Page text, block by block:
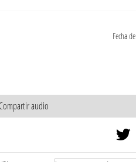
Fecha
Compartir audio